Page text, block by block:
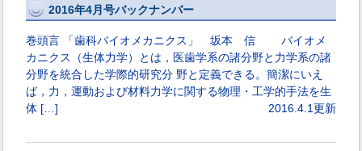
2016年4月号バックナンバー
巻頭言 「歯科バイオメカニクス」 坂本 信 バイオメ
カニクス（生体力学）とは，医歯学系の諸分野と力学系の諸
分野を統合した学際的研究分 野と定義できる。簡潔にいえ
ば，力，運動および材料力学に関する物理・工学的手法を生
体 […]
2016.4.1更新